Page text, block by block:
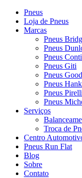
Pneus
Loja de Pneus
Marcas
Pneus
Pneus
Pneus
Pneus Giti
Pneus
Pneus
Pneus Pirelli
Pneus
Serviços
Troca de
Centro
Pneus Run Flat
Blog
Sobre
Contato